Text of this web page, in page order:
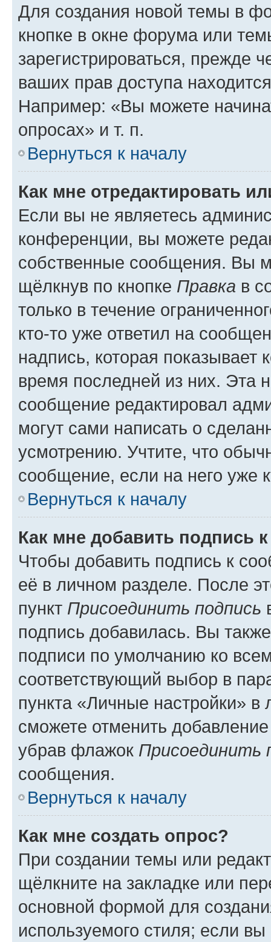
Для создания новой темы в
кнопке в окне форума или
зарегистрироваться, прежде
ваших прав доступа
Например: «Вы можете
опросах» и т. п.
Вернуться к началу
Как мне отредактировать
Если вы не являетесь
конференции, вы можете
собственные сообщения. Вы
щёлкнув по кнопке Правка в
только в течение
кто-то уже ответил на
надпись, которая показывает
время последней из них. Эта
сообщение редактировал
могут сами написать о
усмотрению. Учтите, что
сообщение, если на него уже
Вернуться к началу
Как мне добавить подпись
Чтобы добавить подпись к
её в личном разделе. После
пункт Присоединить подпись
подпись добавилась. Вы
подписи по умолчанию ко
соответствующий выбор в
пункта «Личные настройки»
сможете отменить
убрав флажок Присоединить
сообщения.
Вернуться к началу
Как мне создать опрос?
При создании темы или
щёлкните на закладке или
основной формой для
используемого стиля; если